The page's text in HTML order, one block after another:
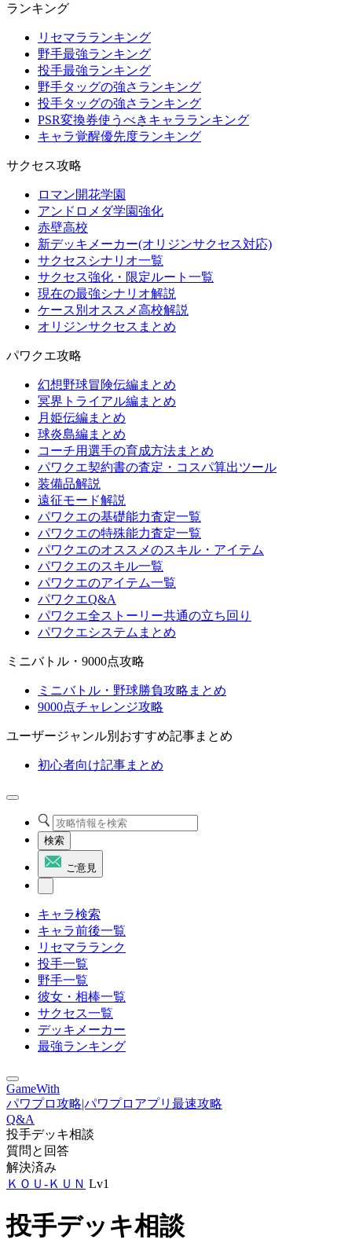
ランキング
リセマラランキング
野手最強ランキング
投手最強ランキング
野手タッグの強さランキング
投手タッグの強さランキング
PSR変換券使うべきキャラランキング
キャラ覚醒優先度ランキング
サクセス攻略
ロマン開花学園
アンドロメダ学園強化
赤壁高校
新デッキメーカー(オリジンサクセス対応)
サクセスシナリオ一覧
サクセス強化・限定ルート一覧
現在の最強シナリオ解説
ケース別オススメ高校解説
オリジンサクセスまとめ
パワクエ攻略
幻想野球冒険伝編まとめ
冥界トライアル編まとめ
月姫伝編まとめ
球炎島編まとめ
コーチ用選手の育成方法まとめ
パワクエ契約書の査定・コスパ算出ツール
装備品解説
遠征モード解説
パワクエの基礎能力査定一覧
パワクエの特殊能力査定一覧
パワクエのオススメのスキル・アイテム
パワクエのスキル一覧
パワクエのアイテム一覧
パワクエQ&A
パワクエ全ストーリー共通の立ち回り
パワクエシステムまとめ
ミニバトル・9000点攻略
ミニバトル・野球勝負攻略まとめ
9000点チャレンジ攻略
ユーザージャンル別おすすめ記事まとめ
初心者向け記事まとめ
検索
ご意見
キャラ検索
キャラ前後一覧
リセマラランク
投手一覧
野手一覧
彼女・相棒一覧
サクセス一覧
デッキメーカー
最強ランキング
GameWith
パワプロ攻略|パワプロアプリ最速攻略
Q&A
投手デッキ相談
質問と回答
解決済み
ＫＯＵ-ＫＵＮ Lv1
投手デッキ相談